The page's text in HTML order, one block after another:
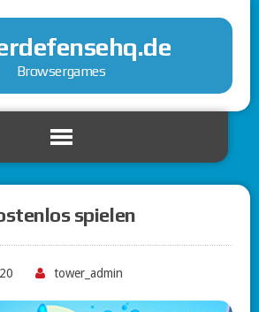
Browsergames
spielen
tower_admin